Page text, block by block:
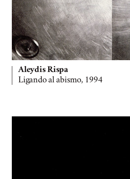
Aleydis Rispa
Ligando al abismo, 1994